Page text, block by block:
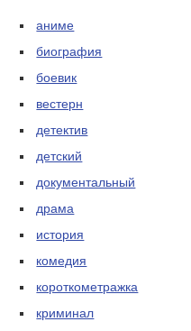
аниме
биография
боевик
вестерн
детектив
детский
документальный
драма
история
комедия
короткометражка
криминал